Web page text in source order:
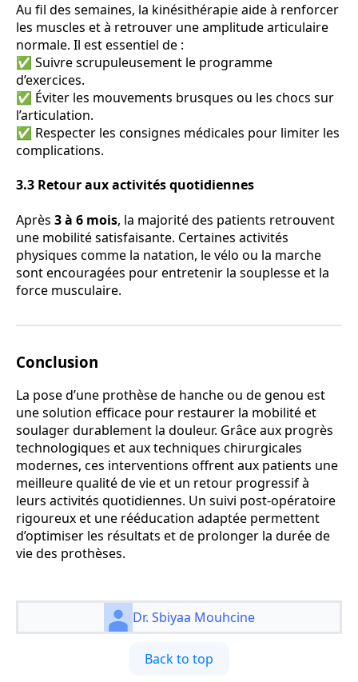
Au fil des semaines, la kinésithérapie aide à renforcer
les muscles et à retrouver une amplitude articulaire
normale. Il est essentiel de :
✅ Suivre scrupuleusement le programme
d’exercices.
✅ Éviter les mouvements brusques ou les chocs sur
l’articulation.
✅ Respecter les consignes médicales pour limiter les
complications.
3.3 Retour aux activités quotidiennes
Après 3 à 6 mois, la majorité des patients retrouvent
une mobilité satisfaisante. Certaines activités
physiques comme la natation, le vélo ou la marche
sont encouragées pour entretenir la souplesse et la
force musculaire.
Conclusion
La pose d’une prothèse de hanche ou de genou est
une solution efficace pour restaurer la mobilité et
soulager durablement la douleur. Grâce aux progrès
technologiques et aux techniques chirurgicales
modernes, ces interventions offrent aux patients une
meilleure qualité de vie et un retour progressif à
leurs activités quotidiennes. Un suivi post-opératoire
rigoureux et une rééducation adaptée permettent
d’optimiser les résultats et de prolonger la durée de
vie des prothèses.
Dr. Sbiyaa Mouhcine
Back to top